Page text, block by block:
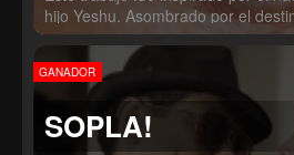
hijo Yeshu. Asombrado por el
el hecho de que nacer en un
época, con determinados padres,
de azar, me preguntaba qué tipo
que viene a ser mi hijo.
GANADOR
SOPLA!